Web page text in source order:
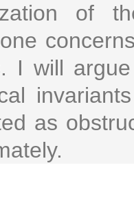
of
I will
as